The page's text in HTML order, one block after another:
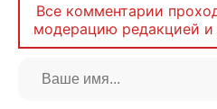
Все комментарии
модерацию редакцией и